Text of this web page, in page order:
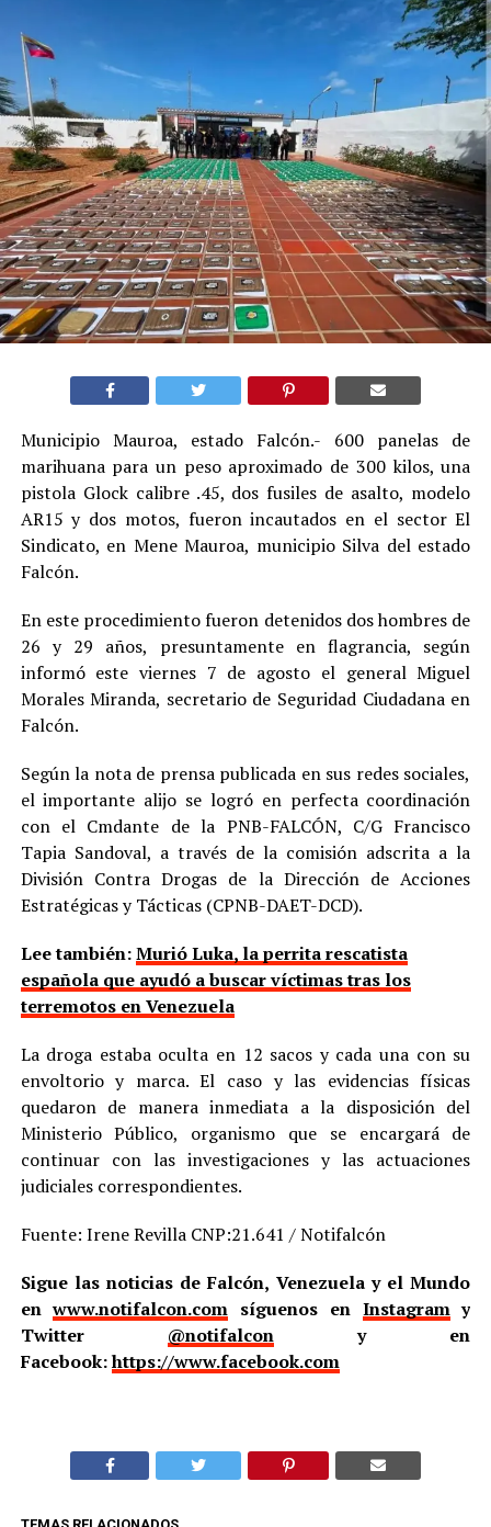
Municipio Mauroa, estado Falcón.- 600 panelas de
marihuana para un peso aproximado de 300 kilos, una
pistola Glock calibre .45, dos fusiles de asalto, modelo
AR15 y dos motos, fueron incautados en el sector El
Sindicato, en Mene Mauroa, municipio Silva del estado
Falcón.
En este procedimiento fueron detenidos dos hombres de
26 y 29 años, presuntamente en flagrancia, según
informó este viernes 7 de agosto el general Miguel
Morales Miranda, secretario de Seguridad Ciudadana en
Falcón.
Según la nota de prensa publicada en sus redes sociales,
el importante alijo se logró en perfecta coordinación
con el Cmdante de la PNB-FALCÓN, C/G Francisco
Tapia Sandoval, a través de la comisión adscrita a la
División Contra Drogas de la Dirección de Acciones
Estratégicas y Tácticas (CPNB-DAET-DCD).
Lee también:Murió Luka, la perrita rescatista
española que ayudó a buscar víctimas tras los
terremotos en Venezuela
La droga estaba oculta en 12 sacos y cada una con su
envoltorio y marca. El caso y las evidencias físicas
quedaron de manera inmediata a la disposición del
Ministerio Público, organismo que se encargará de
continuar con las investigaciones y las actuaciones
judiciales correspondientes.
Fuente: Irene Revilla CNP:21.641 / Notifalcón
Sigue las noticias de Falcón, Venezuela y el Mundo
enwww.notifalcon.com síguenos en Instagramy
Twitter @notifalcony en
Facebook:https://www.facebook.com